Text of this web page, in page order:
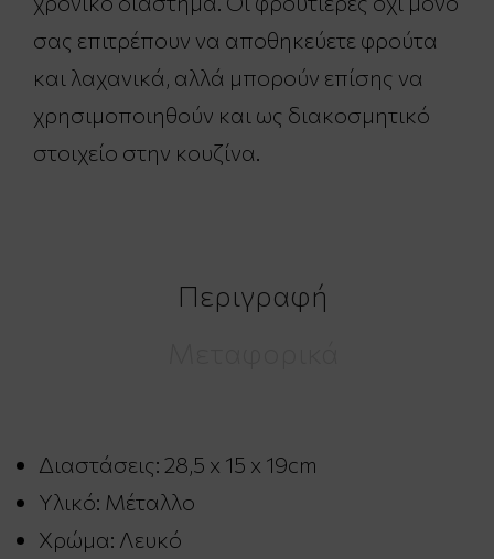
σας επιτρέπουν να αποθηκεύετε φρούτα
και λαχανικά, αλλά μπορούν επίσης να
χρησιμοποιηθούν και ως διακοσμητικό
στοιχείο στην κουζίνα.
Περιγραφή
Διαστάσεις: 28,5 x 15 x 19cm
Υλικό: Μέταλλο
Χρώμα: Λευκό